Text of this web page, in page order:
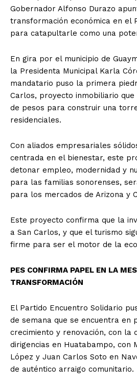
Gobernador Alfonso Durazo
transformación económica en el
para catapultarle como una
En gira por el municipio de
la Presidenta Municipal Karla
mandatario puso la primera
Carlos, proyecto inmobiliario
de pesos para construir una
residenciales.
Con aliados empresariales
centrada en el bienestar, este
detonar empleo, modernidad y
para las familias sonorenses,
para los mercados de Arizona y
Este proyecto confirma que la
a San Carlos, y que el turismo
firme para ser el motor de la
PES CONFIRMA PAPEL EN LA
TRANSFORMACIÓN
El Partido Encuentro Solidario
de semana que se encuentra en
crecimiento y renovación, con la
dirigencias en Huatabampo, con
López y Juan Carlos Soto en
de auténtico arraigo comunitario.